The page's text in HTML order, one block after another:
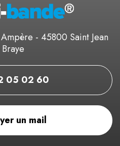
- 45800 Saint Jean
05 02 60
un mail